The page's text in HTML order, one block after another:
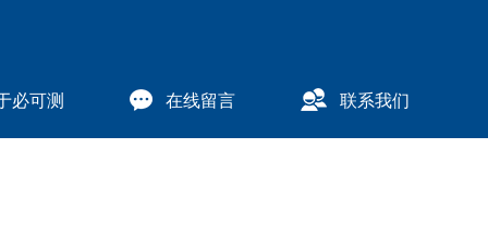
必可测 在线留言 联系我们